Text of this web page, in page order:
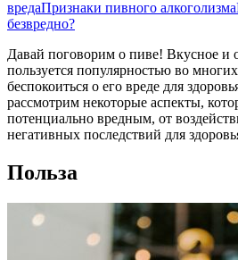
вредаПризнаки пивного алкоголизма
безвредно?
Давай поговорим о пиве! Вкусное и
пользуется популярностью во
беспокоиться о его вреде для
рассмотрим некоторые аспекты,
потенциально вредным, от
негативных последствий для
Польза